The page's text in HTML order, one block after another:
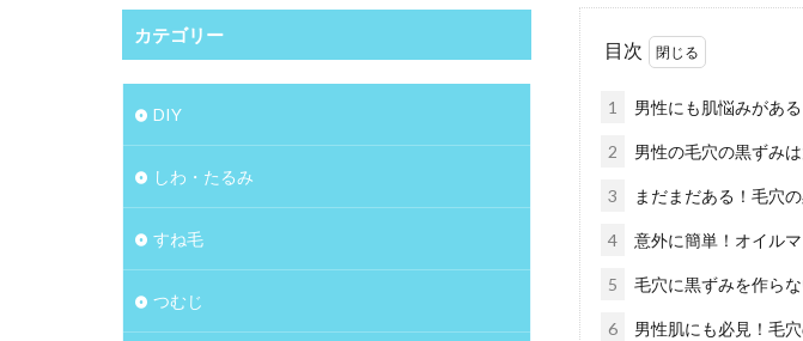
目次
1 男性にも肌悩みがあ
2 男性の毛穴の黒ずみ
3 まだまだある！毛穴
4 意外に簡単！オイル
5 毛穴に黒ずみを作ら
6 男性肌にも必見！毛
カテゴリー
DIY
しわ・たるみ
すね毛
つむじ